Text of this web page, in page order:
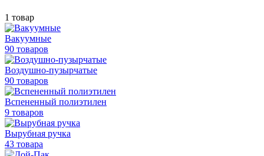
1 товар
Вакуумные
90 товаров
Воздушно-пузырчатые
90 товаров
Вспененный полиэтилен
9 товаров
Вырубная ручка
43 товара